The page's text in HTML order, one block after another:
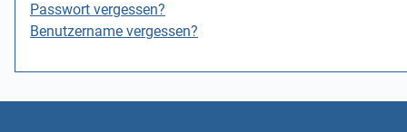
Passwort vergessen?
Benutzername vergessen?